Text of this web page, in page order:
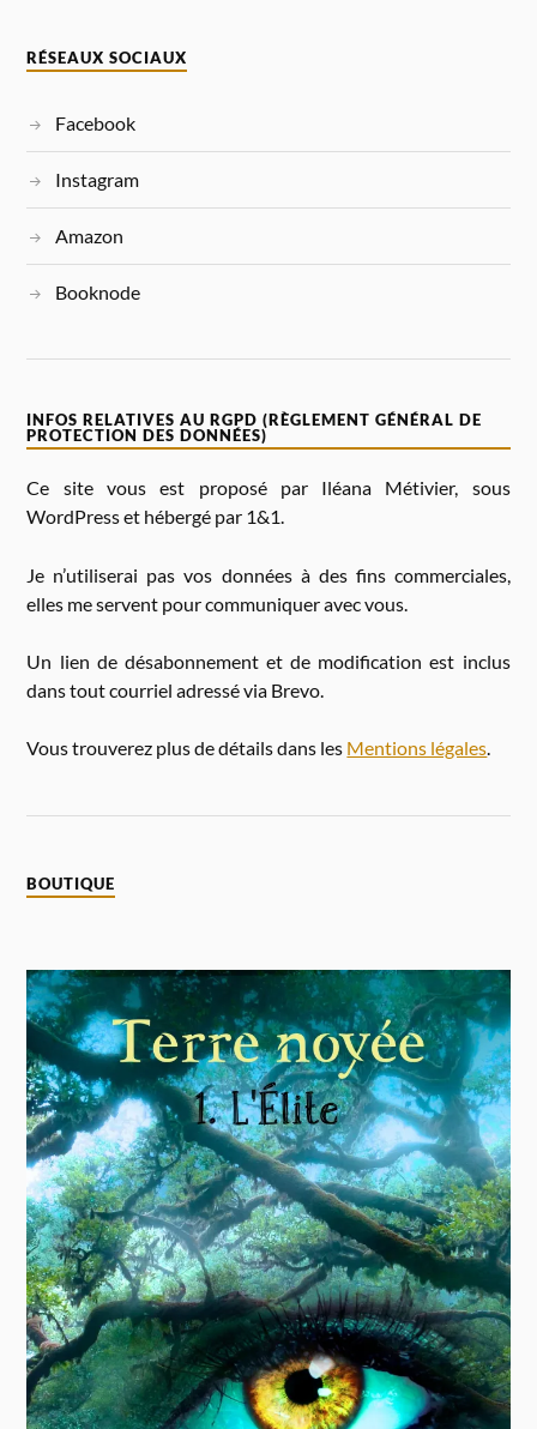
A
V
RÉSEAUX SOCIAUX
Facebook
Instagram
Amazon
Booknode
INFOS RELATIVES AU RGPD (RÈGLEMENT GÉNÉRAL DE
PROTECTION DES DONNÉES)
Ce site vous est proposé par Iléana Métivier, sous
WordPress et hébergé par 1&1.
Je n’utiliserai pas vos données à des fins commerciales,
elles me servent pour communiquer avec vous.
Un lien de désabonnement et de modification est inclus
dans tout courriel adressé via Brevo.
Vous trouverez plus de détails dans les Mentions légales.
BOUTIQUE